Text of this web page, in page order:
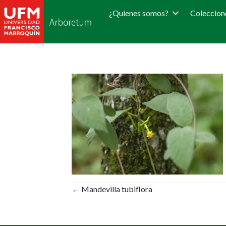
¿Quienes somos?
Posts
← Mandevilla tubiflora